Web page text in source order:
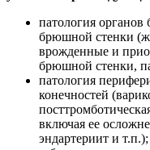
патология
брюшной стенки
врожденные и
брюшной стенки,
патология
конечностей
включая ее
эндартериит и т.п.);